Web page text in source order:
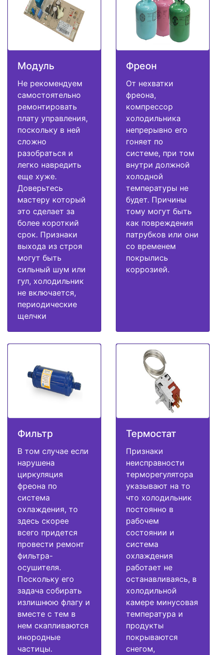
Модуль
Не рекомендуем
самостоятельно
ремонтировать
плату управления,
поскольку в ней
сложно
разобраться и
легко навредить
еще хуже.
Доверьтесь
мастеру который
это сделает за
более короткий
срок. Признаки
выхода из строя
могут быть
сильный шум или
гул, холодильник
не включается,
периодические
щелчки
Фреон
От нехватки
фреона,
компрессор
холодильника
непрерывно его
гоняет по
системе, при том
внутри должной
холодной
температуры не
будет. Причины
тому могут быть
как повреждения
патрубков или они
со временем
покрылись
коррозией.
Фильтр
В том случае если
нарушена
циркуляция
фреона по
система
охлаждения, то
здесь скорее
всего придется
провести ремонт
фильтра-
осушителя.
Поскольку его
задача собирать
излишнюю флагу и
вместе с тем в
нем скапливаются
инородные
частицы.
Термостат
Признаки
неисправности
терморегулятора
указывают на то
что холодильник
постоянно в
рабочем
состоянии и
система
охлаждения
работает не
останавливаясь, в
холодильной
камере минусовая
температура и
продукты
покрываются
снегом,